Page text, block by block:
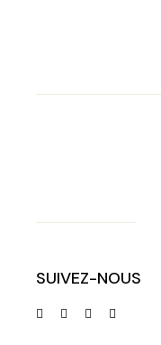
SUIVEZ-NOUS